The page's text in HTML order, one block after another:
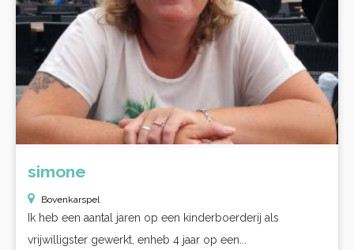
simone
Bovenkarspel
Ik heb een aantal jaren op een kinderboerderij als
vrijwilligster gewerkt, enheb 4 jaar op een...